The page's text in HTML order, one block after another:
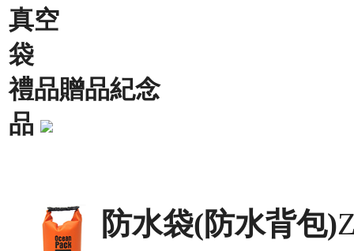
真空
袋
禮品贈品紀念
品
防水袋(防水背包)